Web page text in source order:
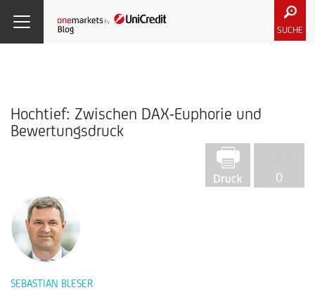
SUCHE
Hochtief: Zwischen DAX-Euphorie und
Bewertungsdruck
0
SEBASTIAN BLESER